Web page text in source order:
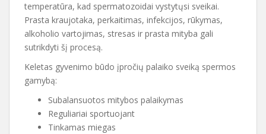
temperatūra, kad spermatozoidai vystytųsi sveikai.
Prasta kraujotaka, perkaitimas, infekcijos, rūkymas,
alkoholio vartojimas, stresas ir prasta mityba gali
sutrikdyti šį procesą.
Keletas gyvenimo būdo įpročių palaiko sveiką spermos
gamybą:
Subalansuotos mitybos palaikymas
Reguliariai sportuojant
Tinkamas miegas